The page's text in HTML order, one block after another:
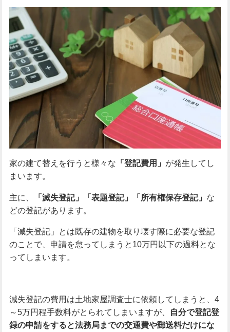
家の建て替えを行うと様々な 「登記費用」 が発生してし
まいます。
主に、 「滅失登記」「表題登記」「所有権保存登記」 な
どの登記があります。
「減失登記」とは既存の建物を取り壊す際に必要な登記
のことで、申請を怠ってしまうと10万円以下の過料とな
ってしまいます。
減失登記の費用は土地家屋調査士に依頼してしまうと、4
～5万円程手数料がとられてしまいますが、
自分で登記登
録の申請をすると法務局までの交通費や郵送料だけにな